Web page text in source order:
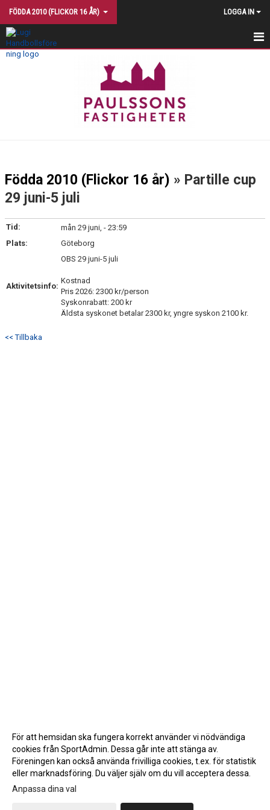
FÖDDA 2010 (FLICKOR 16 ÅR) LOGGA IN
START
MATCHER
KONTAKT
TRÄNINGSINRIKTNING
Födda 2010 (Flickor 16 år) » Partille cup
29 juni-5 juli
Tid:
mån 29 juni, - 23:59
Plats:
Göteborg
Aktivitetsinfo:
OBS 29 juni-5 juli
Kostnad
Pris 2026: 2300 kr/person
Syskonrabatt: 200 kr
Äldsta syskonet betalar 2300 kr, yngre syskon 2100 kr.
<< Tillbaka
Gå till Webbversion
För att hemsidan ska fungera korrekt använder vi nödvändiga
cookies från SportAdmin. Dessa går inte att stänga av.
Föreningen kan också använda frivilliga cookies, t.ex. för statistik
eller marknadsföring. Du väljer själv om du vill acceptera dessa.
Anpassa dina val